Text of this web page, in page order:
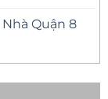
Quận 8